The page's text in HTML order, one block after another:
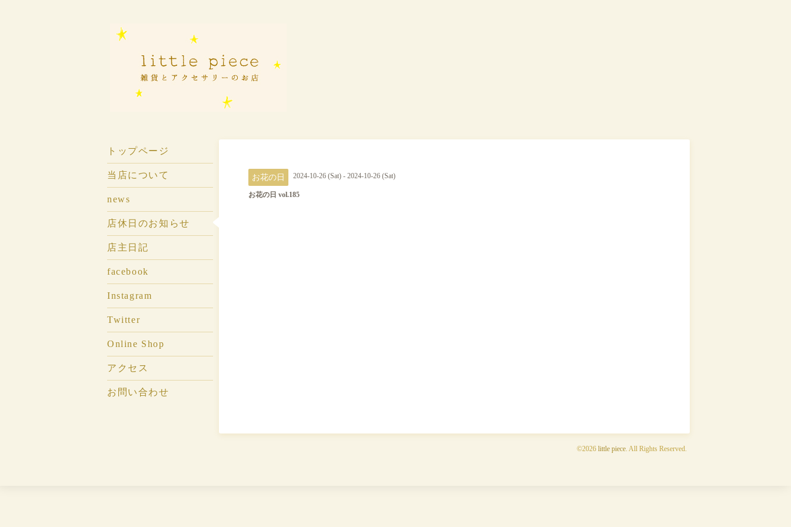
お花の日 2024-10-26 (Sat) - 2024-10-26 (Sat)
お花の日 vol.185
©2026 little piece . All Rights Reserved.
トップページ
当店について
news
店休日のお知らせ
店主日記
facebook
Instagram
Twitter
Online Shop
アクセス
お問い合わせ